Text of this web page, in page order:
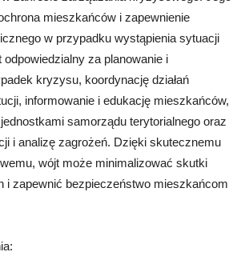
mieszkańców i zapewnienie
w przypadku wystąpienia sytuacji
za planowanie i
kryzysu, koordynację działań
informowanie i edukację mieszkańców,
samorządu terytorialnego oraz
i analizę zagrożeń. Dzięki skutecznemu
wójt może minimalizować skutki
i zapewnić bezpieczeństwo mieszkańcom